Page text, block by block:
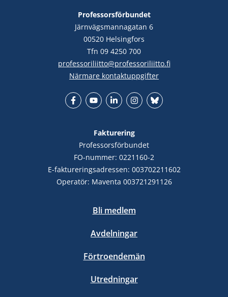
Professorsförbundet
Järnvägsmannagatan 6
00520 Helsingfors
Tfn 09 4250 700
professoriliitto@professoriliitto.fi
Närmare kontaktuppgifter
Fakturering
Professorsförbundet
FO-nummer: 0221160-2
E-faktureringsadressen: 003702211602
Operatör: Maventa 003721291126
Bli medlem
Avdelningar
Förtroendemän
Utredningar